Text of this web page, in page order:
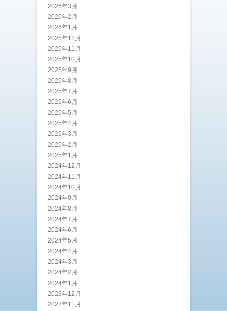
2026年3月
2026年2月
2026年1月
2025年12月
2025年11月
2025年10月
2025年9月
2025年8月
2025年7月
2025年6月
2025年5月
2025年4月
2025年3月
2025年2月
2025年1月
2024年12月
2024年11月
2024年10月
2024年9月
2024年8月
2024年7月
2024年6月
2024年5月
2024年4月
2024年3月
2024年2月
2024年1月
2023年12月
2023年11月